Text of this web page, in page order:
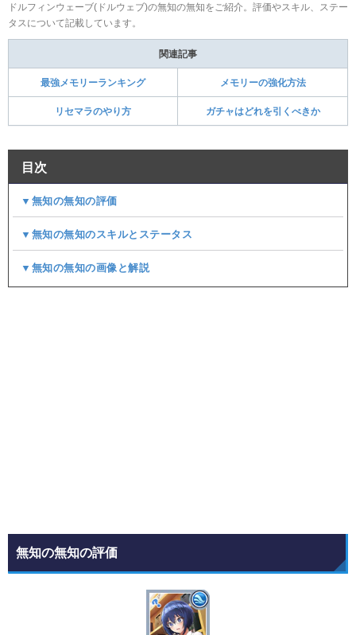
ドルフィンウェーブ(ドルウェブ)の無知の無知をご紹介。評価やスキル、ステー
タスについて記載しています。
関連記事
最強メモリーランキング メモリーの強化方法
リセマラのやり方 ガチャはどれを引くべきか
目次
▼無知の無知の評価
▼無知の無知のスキルとステータス
▼無知の無知の画像と解説
無知の無知の評価